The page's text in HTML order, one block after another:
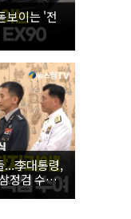
보이는 '전
...李대통령,
정검 수치
정검 수치